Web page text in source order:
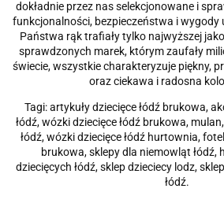
dokładnie przez nas selekcjonowane i
funkcjonalności, bezpieczeństwa i
Państwa rąk trafiały tylko najwyższej
sprawdzonych marek, którym zaufały
świecie, wszystkie charakteryzuje piękny,
oraz ciekawa i radosna
Tagi: artykuły dziecięce łódź brukowa,
łódź, wózki dziecięce łódź brukowa,
łódź, wózki dziecięce łódź hurtownia,
brukowa, sklepy dla niemowląt
dziecięcych łódź, sklep dzieciecy lodz,
łódź.